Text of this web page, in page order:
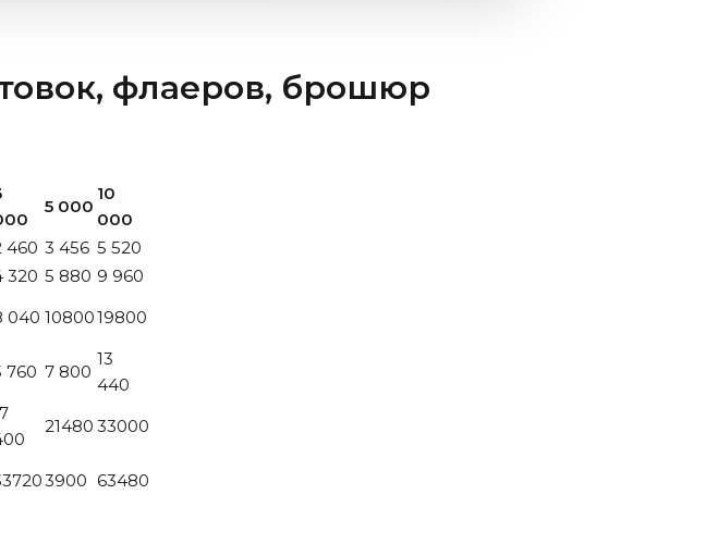
флаеров, брошюр
5 000
10
000
460 3 456 5 520
320 5 880 9 960
040 1080019800
760 7 800
13
440
21480 33000
3900 63480